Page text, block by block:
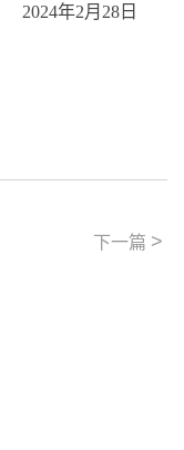
2024年2月 28 日
下一篇 >